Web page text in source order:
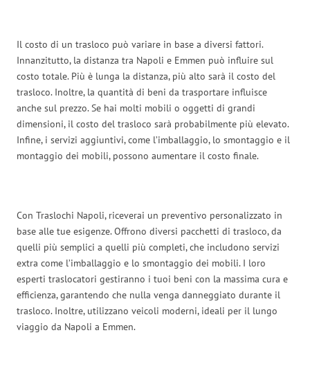
Il costo di un trasloco può variare in base a diversi fattori.
Innanzitutto, la distanza tra Napoli e Emmen può influire sul
costo totale. Più è lunga la distanza, più alto sarà il costo del
trasloco. Inoltre, la quantità di beni da trasportare influisce
anche sul prezzo. Se hai molti mobili o oggetti di grandi
dimensioni, il costo del trasloco sarà probabilmente più elevato.
Infine, i servizi aggiuntivi, come l’imballaggio, lo smontaggio e il
montaggio dei mobili, possono aumentare il costo finale.
Con Traslochi Napoli, riceverai un preventivo personalizzato in
base alle tue esigenze. Offrono diversi pacchetti di trasloco, da
quelli più semplici a quelli più completi, che includono servizi
extra come l’imballaggio e lo smontaggio dei mobili. I loro
esperti traslocatori gestiranno i tuoi beni con la massima cura e
efficienza, garantendo che nulla venga danneggiato durante il
trasloco. Inoltre, utilizzano veicoli moderni, ideali per il lungo
viaggio da Napoli a Emmen.